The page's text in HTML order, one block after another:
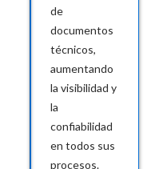
de
documentos
técnicos,
aumentando
la visibilidad y
la
confiabilidad
en todos sus
procesos.